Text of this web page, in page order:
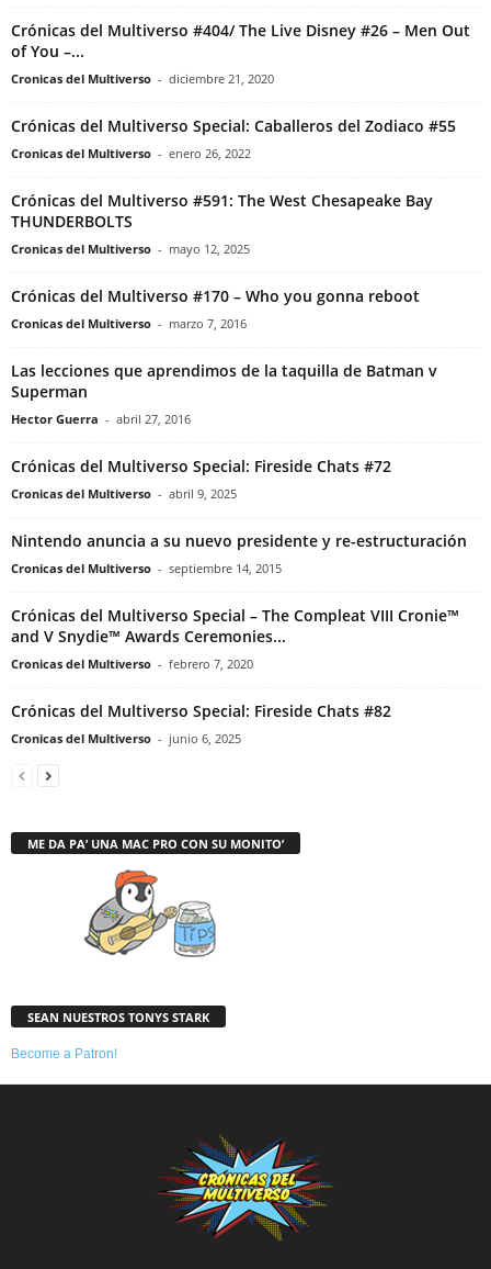
Crónicas del Multiverso #404/ The Live Disney #26 – Men Out
of You –...
Cronicas del Multiverso - diciembre 21, 2020
Crónicas del Multiverso Special: Caballeros del Zodiaco #55
Cronicas del Multiverso - enero 26, 2022
Crónicas del Multiverso #591: The West Chesapeake Bay
THUNDERBOLTS
Cronicas del Multiverso - mayo 12, 2025
Crónicas del Multiverso #170 – Who you gonna reboot
Cronicas del Multiverso - marzo 7, 2016
Las lecciones que aprendimos de la taquilla de Batman v
Superman
Hector Guerra - abril 27, 2016
Crónicas del Multiverso Special: Fireside Chats #72
Cronicas del Multiverso - abril 9, 2025
Nintendo anuncia a su nuevo presidente y re-estructuración
Cronicas del Multiverso - septiembre 14, 2015
Crónicas del Multiverso Special – The Compleat VIII Cronie™
and V Snydie™ Awards Ceremonies...
Cronicas del Multiverso - febrero 7, 2020
Crónicas del Multiverso Special: Fireside Chats #82
Cronicas del Multiverso - junio 6, 2025
ME DA PA’ UNA MAC PRO CON SU MONITO’
SEAN NUESTROS TONYS STARK
Become a Patron!